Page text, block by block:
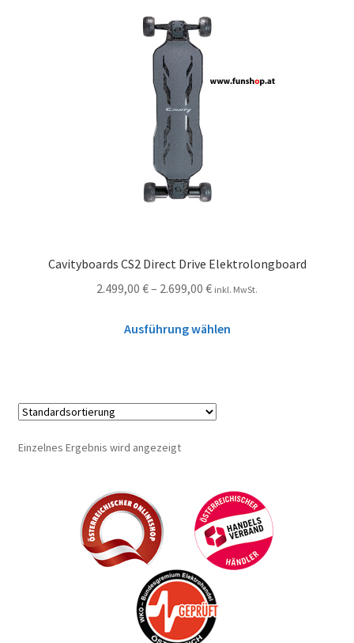
Cavityboards CS2 Direct Drive Elektrolongboard
2.499,00 €– 2.699,00 € inkl. MwSt.
Ausführung wählen
Einzelnes Ergebnis wird angezeigt